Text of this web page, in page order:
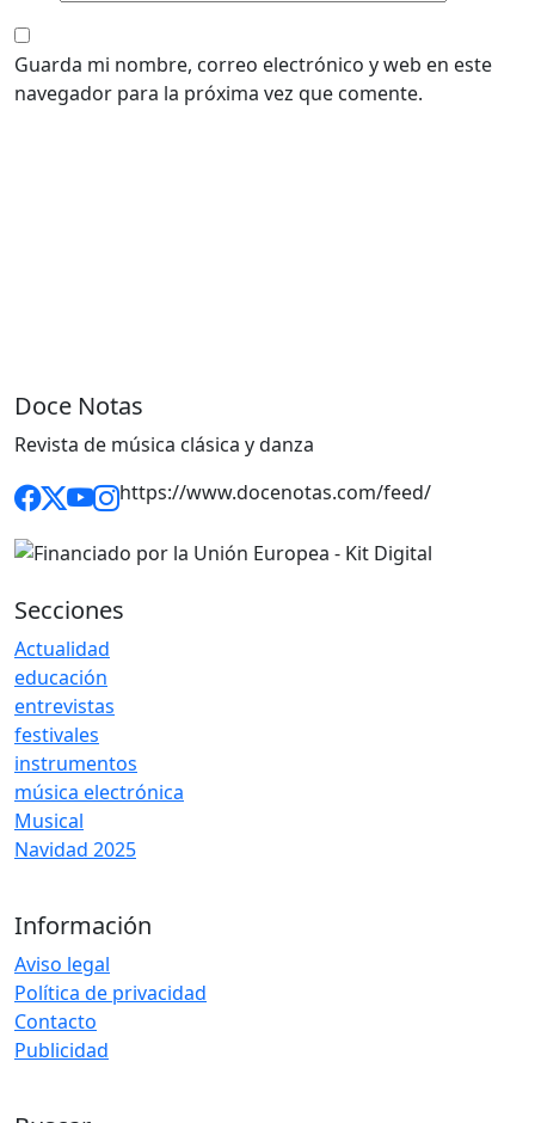
Guarda mi nombre, correo electrónico y web en este
navegador para la próxima vez que comente.
Doce Notas
Revista de música clásica y danza
https://www.docenotas.com/feed/
Secciones
Actualidad
educación
entrevistas
festivales
instrumentos
música electrónica
Musical
Navidad 2025
Información
Aviso legal
Política de privacidad
Contacto
Publicidad